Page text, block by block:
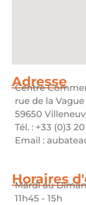
Adresse
Centre
rue de la Vague
59650
Tél. : +33 (0)3
Email :
Horaires
Mardi au
11h45 - 15h